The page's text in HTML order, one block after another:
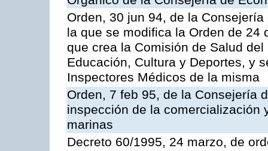
Orden, 30 jun 94, de la
la que se modifica la Orden de 24
que crea la Comisión de Salud
Educación, Cultura y Deportes, y
Inspectores Médicos de la misma
Orden, 7 feb 95, de la Consejería
inspección de la comercialización
marinas
Decreto 60/1995, 24 marzo, de